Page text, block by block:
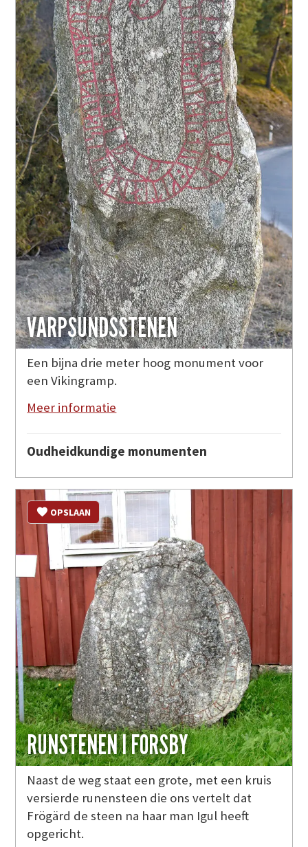
VARPSUNDSSTENEN
Een bijna drie meter hoog monument voor
een Vikingramp.
Meer informatie
Oudheidkundige monumenten
RUNSTENEN I FORSBY
OPSLAAN
Naast de weg staat een grote, met een kruis
versierde runensteen die ons vertelt dat
Frögärd de steen na haar man Igul heeft
opgericht.